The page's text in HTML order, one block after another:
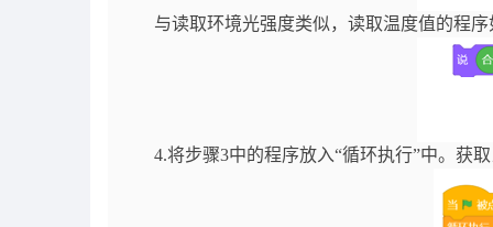
与读取环境光强度类似，读取温度值的程序
4.将步骤3中的程序放入“循环执行”中。获取